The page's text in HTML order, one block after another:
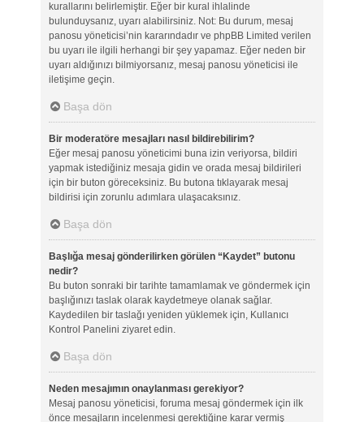
kurallarını belirlemiştir. Eğer bir kural ihlalinde
bulunduysanız, uyarı alabilirsiniz. Not: Bu durum, mesaj
panosu yöneticisi’nin kararındadır ve phpBB Limited verilen
bu uyarı ile ilgili herhangi bir şey yapamaz. Eğer neden bir
uyarı aldığınızı bilmiyorsanız, mesaj panosu yöneticisi ile
iletişime geçin.
Başa dön
Bir moderatöre mesajları nasıl bildirebilirim?
Eğer mesaj panosu yöneticimi buna izin veriyorsa, bildiri
yapmak istediğiniz mesaja gidin ve orada mesaj bildirileri
için bir buton göreceksiniz. Bu butona tıklayarak mesaj
bildirisi için zorunlu adımlara ulaşacaksınız.
Başa dön
Başlığa mesaj gönderilirken görülen “Kaydet” butonu
nedir?
Bu buton sonraki bir tarihte tamamlamak ve göndermek için
başlığınızı taslak olarak kaydetmeye olanak sağlar.
Kaydedilen bir taslağı yeniden yüklemek için, Kullanıcı
Kontrol Panelini ziyaret edin.
Başa dön
Neden mesajımın onaylanması gerekiyor?
Mesaj panosu yöneticisi, foruma mesaj göndermek için ilk
önce mesajların incelenmesi gerektiğine karar vermiş